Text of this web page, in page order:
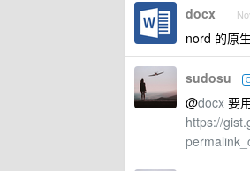
docx
nord 的原
sudosu
@docx 要
https://